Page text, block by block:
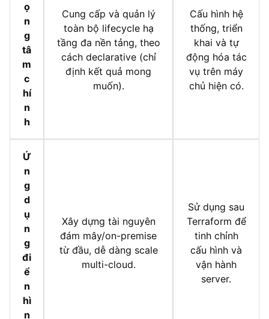
ọ
n
g
tâ
m
c
hí
n
h
Cung cấp và quản lý
toàn bộ lifecycle hạ
tầng đa nền tảng, theo
cách declarative (chỉ
định kết quả mong
muốn).
Cấu hình hệ
thống, triển
khai và tự
động hóa tác
vụ trên máy
chủ hiện có.
Ứ
n
g
d
ụ
n
g
đi
ể
n
hì
n
Xây dựng tài nguyên
đám mây/on-premise
từ đầu, dễ dàng scale
multi-cloud.
Sử dụng sau
Terraform để
tinh chỉnh
cấu hình và
vận hành
server.